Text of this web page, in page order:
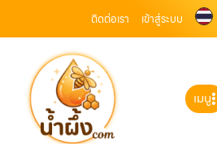
ติดต่อเรา เข้าสู่ระบบ
เมนู